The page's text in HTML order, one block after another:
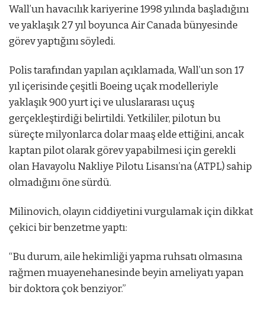
Wall’un havacılık kariyerine 1998 yılında başladığını
ve yaklaşık 27 yıl boyunca Air Canada bünyesinde
görev yaptığını söyledi.
Polis tarafından yapılan açıklamada, Wall’un son 17
yıl içerisinde çeşitli Boeing uçak modelleriyle
yaklaşık 900 yurt içi ve uluslararası uçuş
gerçekleştirdiği belirtildi. Yetkililer, pilotun bu
süreçte milyonlarca dolar maaş elde ettiğini, ancak
kaptan pilot olarak görev yapabilmesi için gerekli
olan Havayolu Nakliye Pilotu Lisansı’na (ATPL) sahip
olmadığını öne sürdü.
Milinovich, olayın ciddiyetini vurgulamak için dikkat
çekici bir benzetme yaptı:
“Bu durum, aile hekimliği yapma ruhsatı olmasına
rağmen muayenehanesinde beyin ameliyatı yapan
bir doktora çok benziyor.”